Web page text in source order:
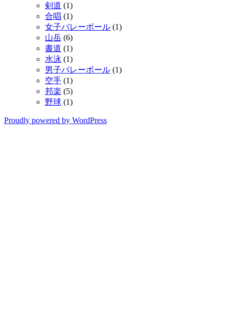
剣道 (1)
合唱 (1)
女子バレーボール (1)
山岳 (6)
書道 (1)
水泳 (1)
男子バレーボール (1)
空手 (1)
邦楽 (5)
野球 (1)
Proudly powered by WordPress